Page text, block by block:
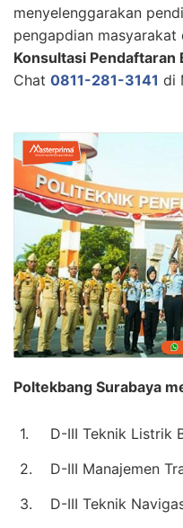
menyelenggarakan
pengapdian
Konsultasi Pendaftaran
Chat 0811-281-3141 di
Poltekbang Surabaya
1.
D-III Teknik Listrik
2.
D-III Manajemen
3.
D-III Teknik